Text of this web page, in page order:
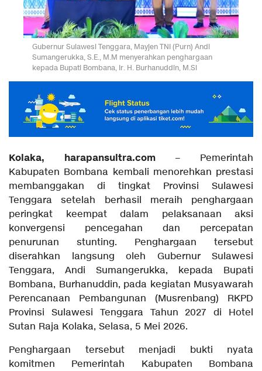
Gubernur Sulawesi Tenggara, Mayjen TNI (Purn) Andi
Sumangerukka, S.E., M.M menyerahkan penghargaan
kepada Bupati Bombana, Ir. H. Burhanuddin, M.Si
Kolaka, harapansultra.com – Pemerintah
Kabupaten Bombana kembali menorehkan prestasi
membanggakan di tingkat Provinsi Sulawesi
Tenggara setelah berhasil meraih penghargaan
peringkat keempat dalam pelaksanaan aksi
konvergensi pencegahan dan percepatan
penurunan stunting. Penghargaan tersebut
diserahkan langsung oleh Gubernur Sulawesi
Tenggara, Andi Sumangerukka, kepada Bupati
Bombana, Burhanuddin, pada kegiatan Musyawarah
Perencanaan Pembangunan (Musrenbang) RKPD
Provinsi Sulawesi Tenggara Tahun 2027 di Hotel
Sutan Raja Kolaka, Selasa, 5 Mei 2026.
Penghargaan tersebut menjadi bukti nyata
komitmen Pemerintah Kabupaten Bombana